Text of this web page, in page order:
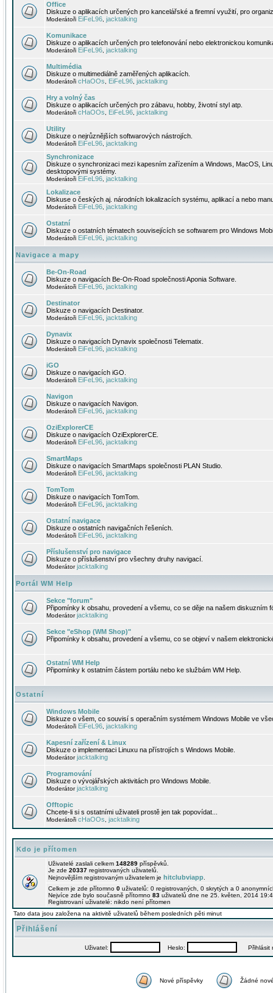
Office
Diskuze o aplikacích určených pro kancelářské a firemní využití, pro
Moderátoři EiFeL96 jacktalking
Komunikace
Diskuze o aplikacích určených pro telefonování nebo elektronickou
Moderátoři EiFeL96 jacktalking
Multimédia
Diskuze o multimediálně zaměřených aplikacích.
Moderátoři cHaOOs EiFeL96 jacktalking
Hry a volný čas
Diskuze o aplikacích určených pro zábavu, hobby, životní styl atp.
Moderátoři cHaOOs EiFeL96 jacktalking
Utility
Diskuze o nejrůznějších softwarových nástrojích.
Moderátoři EiFeL96 jacktalking
Synchronizace
Diskuze o synchronizaci mezi kapesním zařízením a Windows, MacOS,
desktopovými systémy.
Moderátoři EiFeL96 jacktalking
Lokalizace
Diskuse o českých aj. národních lokalizacích systému, aplikací a nebo
Moderátoři EiFeL96 jacktalking
Ostatní
Diskuze o ostatních tématech souvisejících se softwarem pro Windows
Moderátoři EiFeL96 jacktalking
Navigace a mapy
Be-On-Road
Diskuze o navigacích Be-On-Road společnosti Aponia Software.
Moderátoři EiFeL96 jacktalking
Destinator
Diskuze o navigacích Destinator.
Moderátoři EiFeL96 jacktalking
Dynavix
Diskuze o navigacích Dynavix společnosti Telematix.
Moderátoři EiFeL96 jacktalking
iGO
Diskuze o navigacích iGO.
Moderátoři EiFeL96 jacktalking
Navigon
Diskuze o navigacích Navigon.
Moderátoři EiFeL96 jacktalking
OziExplorerCE
Diskuze o navigacích OziExplorerCE.
Moderátoři EiFeL96 jacktalking
SmartMaps
Diskuze o navigacích SmartMaps společnosti PLAN Studio.
Moderátoři EiFeL96 jacktalking
TomTom
Diskuze o navigacích TomTom.
Moderátoři EiFeL96 jacktalking
Ostatní navigace
Diskuze o ostatních navigačních řešeních.
Moderátoři EiFeL96 jacktalking
Příslušenství pro navigace
Diskuze o příslušenství pro všechny druhy navigací.
Moderátorjacktalking
Portál WM Help
Sekce "forum"
Připomínky k obsahu, provedení a všemu, co se děje na našem diskuzním
Moderátorjacktalking
Sekce "eShop (WM Shop)"
Připomínky k obsahu, provedení a všemu, co se objeví v našem
Ostatní WM Help
Připomínky k ostatním částem portálu nebo ke službám WM Help.
Ostatní
Windows Mobile
Diskuze o všem, co souvisí s operačním systémem Windows Mobile ve
Moderátoři EiFeL96 jacktalking
Kapesní zařízení & Linux
Diskuze o implementaci Linuxu na přístrojích s Windows Mobile.
Moderátorjacktalking
Programování
Diskuze o vývojářských aktivitách pro Windows Mobile.
Moderátorjacktalking
Offtopic
Chcete-li si s ostatními uživateli prostě jen tak popovídat...
Moderátoři cHaOOs jacktalking
Kdo je přítomen
Uživatelé zaslali celkem 148289 příspěvků.
Je zde 20337 registrovaných uživatelů.
Nejnovějším registrovaným uživatelem je hitclubviapp
Celkem je zde přítomno 0 uživatelů: 0 registrovaných, 0 skrytých a 0
Nejvíce zde bylo současně přítomno 83 uživatelů dne ne 25. květen, 2014
Registrovaní uživatelé: nikdo není přítomen
Tato data jsou založena na aktivitě uživatelů během posledních pěti minut
Přihlášení
Uživatel: Heslo: Přihlásit
Nové příspěvky Žádné